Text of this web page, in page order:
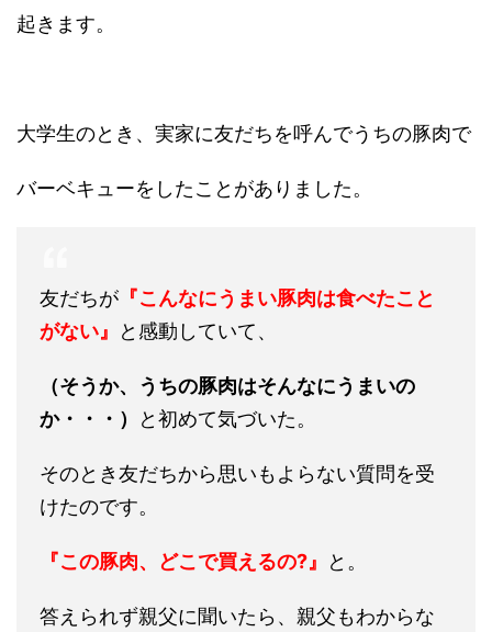
起きます。
大学生のとき、実家に友だちを呼んでうちの豚肉で
バーベキューをしたことがありました。
友だちが 『こんなにうまい豚肉は食べたこと
がない』
と感動していて、
（そうか、うちの豚肉はそんなにうまいの
か・・・）
と初めて気づいた。
そのとき友だちから思いもよらない質問を受
けたのです。
『この豚肉、どこで買えるの?』 と。
答えられず親父に聞いたら、親父もわからな